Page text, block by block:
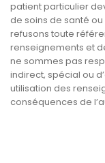
patient particulier
de soins de santé
refusons toute
renseignements et
ne sommes pas
indirect, spécial ou
utilisation des
conséquences de